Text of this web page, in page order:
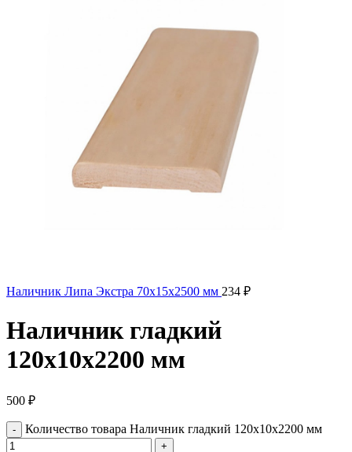
Наличник Липа Экстра 70х15х2500 мм 234 ₽
Наличник гладкий
120х10х2200 мм
500 ₽
Количество товара Наличник гладкий 120х10х2200 мм